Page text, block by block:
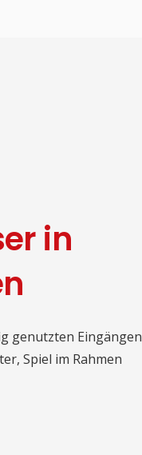
in
genutzten Eingängen
Spiel im Rahmen